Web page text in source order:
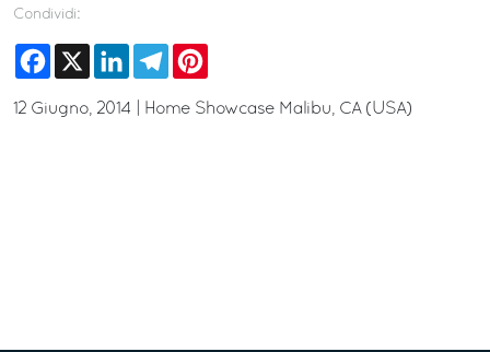
Condividi:
Facebook
X LinkedInTelegram
12 Giugno, 2014 | Home Showcase Malibu, CA (USA)